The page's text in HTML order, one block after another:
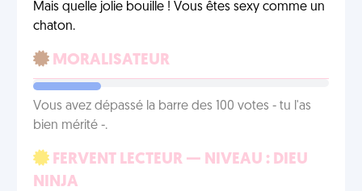
Mais quelle jolie bouille ! Vous êtes sexy comme un
chaton.
MORALISATEUR
Vous avez dépassé la barre des 100 votes - tu l'as
bien mérité -.
FERVENT LECTEUR — NIVEAU : DIEU
NINJA